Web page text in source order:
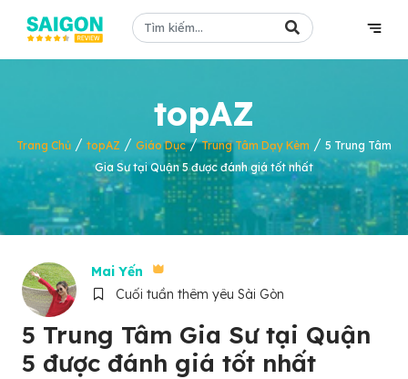
topAZ
Trang Chủ / topAZ / Giáo Dục/Trung Tâm Dạy Kèm / 5 Trung Tâm
Gia Sư tại Quận 5 được đánh giá tốt nhất
Mai Yến
Cuối tuần thêm yêu Sài Gòn
5 Trung Tâm Gia Sư tại Quận
5 được đánh giá tốt nhất